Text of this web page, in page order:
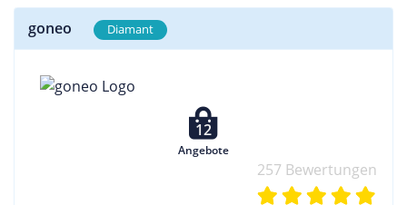
goneo Diamant
12
Angebote
257 Bewertungen